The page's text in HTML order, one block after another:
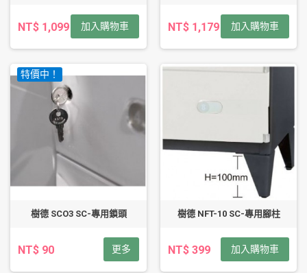
NT$ 1,099 加入購物車 NT$ 1,179 加入購物車
特價中！
樹德 SCO3 SC-專用鎖頭
NT$ 90 更多
樹德 NFT-10 SC-專用腳柱
NT$ 399 加入購物車